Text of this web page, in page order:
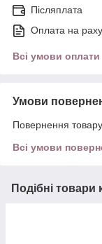
Післяплата
Оплата на
Всі умови оплати
Умови
Повернення
Всі умови
Подібні товари